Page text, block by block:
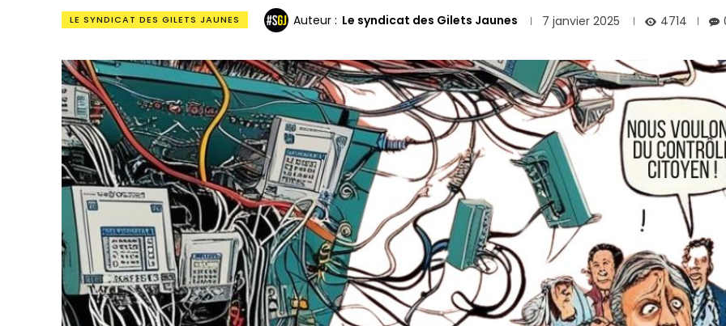
LE SYNDICAT DES GILETS JAUNES Auteur : Le syndicat des Gilets Jaunes 7 janvier 2025 4714